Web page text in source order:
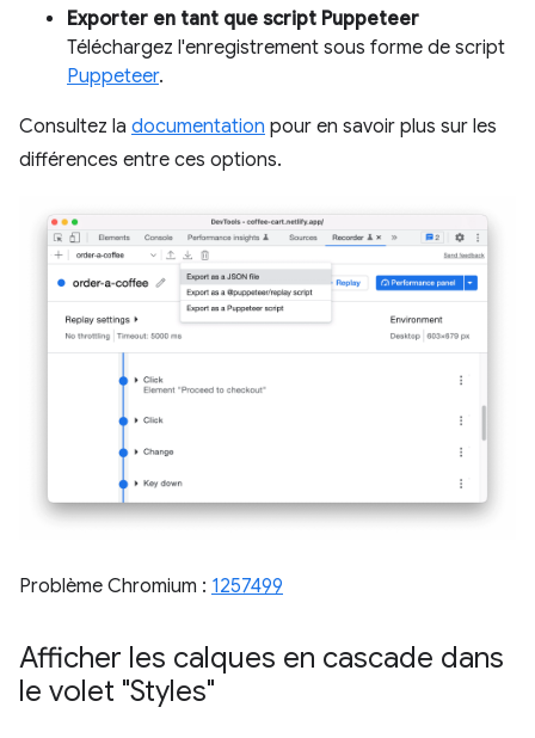
Exporter en tant que script Puppeteer
Téléchargez l'enregistrement sous forme de script
Puppeteer.
Consultez la documentation pour en savoir plus sur les
différences entre ces options.
Problème Chromium : 1257499
Afficher les calques en cascade dans
le volet "Styles"